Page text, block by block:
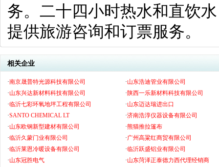
务。二十四小时热水和直饮
提供旅游咨询和订票服务。
相关企业
·南京晟普特光源科技有限公司 ·山东浩迪管业有限公司
·山东兴达新材料科技有限公司 ·陕西一乐新材料科技有限公司
·临沂七彩环氧地坪工程有限公司 ·山东迈达瑞进出口
·SANTO CHEMICAL LT ·济南浩淳仪器设备有限公司
·山东欧钢新型建材有限公司 ·熊猫推拉篷布
·临沂久蒙门业有限公司 ·广州高粱红商贸有限公司
·临沂莱恩冷暖设备有限公司 ·临沂跃盛铝业有限公司
·山东冠胜电气 ·山东菏泽正泰德力西代理经销商